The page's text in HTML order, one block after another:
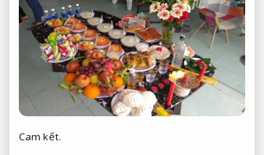
Cam kết.